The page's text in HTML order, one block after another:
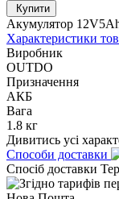
Купити
Акумулятор
Характеристики
Виробник
OUTDO
Призначення
АКБ
Вага
1.8 кг
Дивитись усі
Способи доставки
Спосіб доставки